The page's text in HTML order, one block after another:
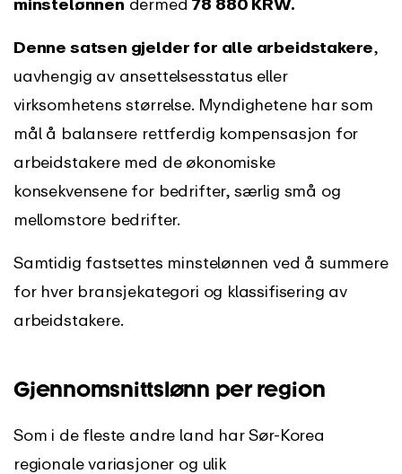
Denne satsen gjelder for alle arbeidstakere,
uavhengig av ansettelsesstatus eller
virksomhetens størrelse. Myndighetene har som
mål å balansere rettferdig kompensasjon for
arbeidstakere med de økonomiske
konsekvensene for bedrifter, særlig små og
mellomstore bedrifter.
Samtidig fastsettes minstelønnen ved å summere
for hver bransjekategori og klassifisering av
arbeidstakere.
Gjennomsnittslønn per region
Som i de fleste andre land har Sør-Korea
regionale variasjoner og ulik